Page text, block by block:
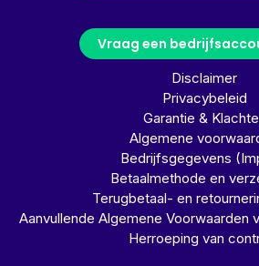
Vraag een
Disclaimer
Privacybeleid
Garantie &
Algemene
Bedrijfsgegevens
Betaalmethode en
Terugbetaal- en
Aanvullende Algemene Voorwaarden
Herroeping van